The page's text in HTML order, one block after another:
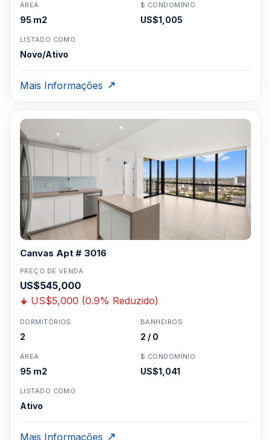
ÁREA
95 m2
$ CONDOMÍNIO
US$1,005
LISTADO COMO
Novo/Ativo
Mais Informações
Canvas Apt # 3016
PREÇO DE VENDA
US$545,000
US$5,000 (0.9% Reduzido)
DORMITÓRIOS
2
BANHEIROS
2 / 0
ÁREA
95 m2
$ CONDOMÍNIO
US$1,041
LISTADO COMO
Ativo
Mais Informações